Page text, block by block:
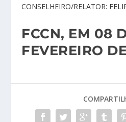
CONSELHEIRO/RELATOR:
FCCN, EM 08
FEVEREIRO